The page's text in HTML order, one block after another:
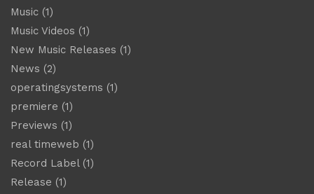
Music (1)
Music Videos (1)
New Music Releases (1)
News (2)
operatingsystems (1)
premiere (1)
Previews (1)
real timeweb (1)
Record Label(1)
Release (1)